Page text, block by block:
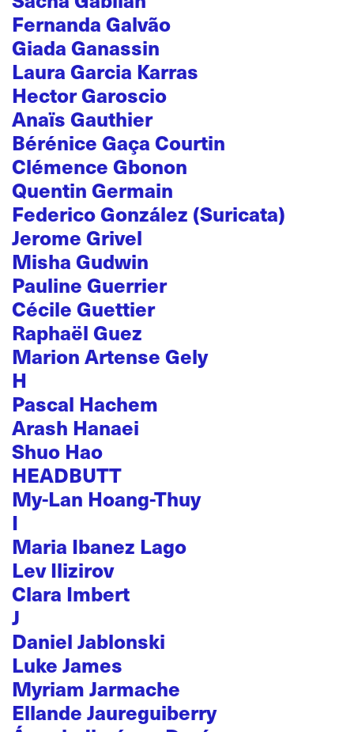
Fernanda Galvão
Giada Ganassin
Laura Garcia Karras
Hector Garoscio
Anaïs Gauthier
Bérénice Gaça Courtin
Clémence Gbonon
Quentin Germain
Federico González (Suricata)
Jerome Grivel
Misha Gudwin
Pauline Guerrier
Cécile Guettier
Raphaël Guez
Marion Artense Gely
H
Pascal Hachem
Arash Hanaei
Shuo Hao
HEADBUTT
My-Lan Hoang-Thuy
I
Maria Ibanez Lago
Lev Ilizirov
Clara Imbert
J
Daniel Jablonski
Luke James
Myriam Jarmache
Ellande Jaureguiberry